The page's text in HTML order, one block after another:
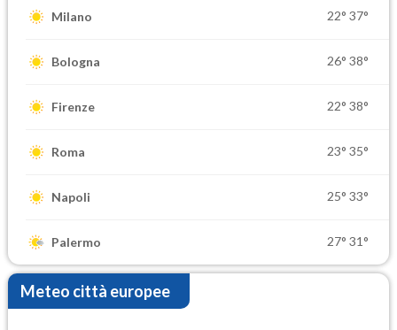
Milano 22° 37°
Bologna 26° 38°
Firenze 22° 38°
Roma 23° 35°
Napoli 25° 33°
Palermo 27° 31°
Meteo città europee